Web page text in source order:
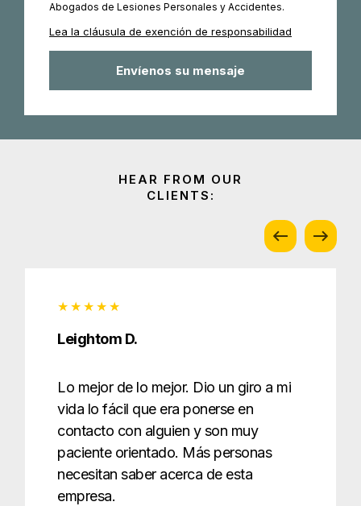
Abogados de Lesiones Personales y Accidentes.
Lea la cláusula de exención de responsabilidad
Leightom D.
Lo mejor de lo mejor. Dio un giro a mi
vida lo fácil que era ponerse en
contacto con alguien y son muy
paciente orientado. Más personas
necesitan saber acerca de esta
empresa.